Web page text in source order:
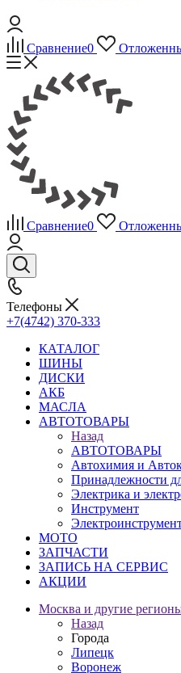
Сравнение0
Сравнение0
Телефоны
+7(4742) 370-333
КАТАЛОГ
ШИНЫ
ДИСКИ
АКБ
МАСЛА
АВТОТОВАРЫ
Назад
АВТОТОВАРЫ
Автохимия и
Принадлежности
Электрика и
Инструмент
МОТО
ЗАПЧАСТИ
ЗАПИСЬ НА СЕРВИС
АКЦИИ
Москва и другие
Назад
Города
Липецк
Воронеж